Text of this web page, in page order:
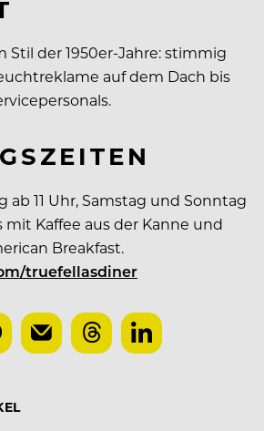
Stil der 1950er-Jahre: stimmig
auf dem Dach bis
ab 11 Uhr, Samstag und Sonntag
mit Kaffee aus der Kanne und
Breakfast.
truefellasdiner